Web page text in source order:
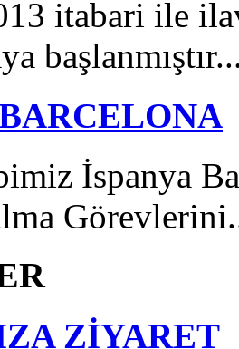
itabari ile
İspanya
ZİYARET